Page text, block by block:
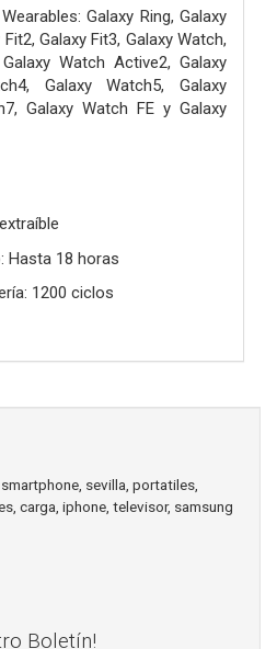
Galaxy Ring, Galaxy
Galaxy Fit3, Galaxy Watch,
Watch Active2, Galaxy
Galaxy Watch5, Galaxy
Galaxy Watch FE y Galaxy
Hasta 18 horas
1200 ciclos
sevilla, portatiles,
carga, iphone, televisor, samsung
Boletín!